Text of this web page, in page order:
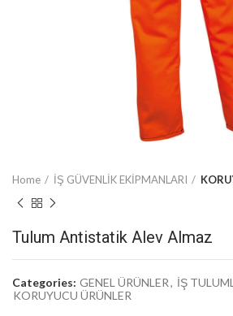
Home İŞ GÜVENLİK EKİPMANLARI
Tulum Antistatik Alev Almaz
Categories: GENEL ÜRÜNLER, İŞ
KORUYUCU ÜRÜNLER